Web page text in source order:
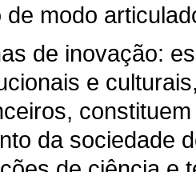
de modo
de inovação:
e
da sociedade